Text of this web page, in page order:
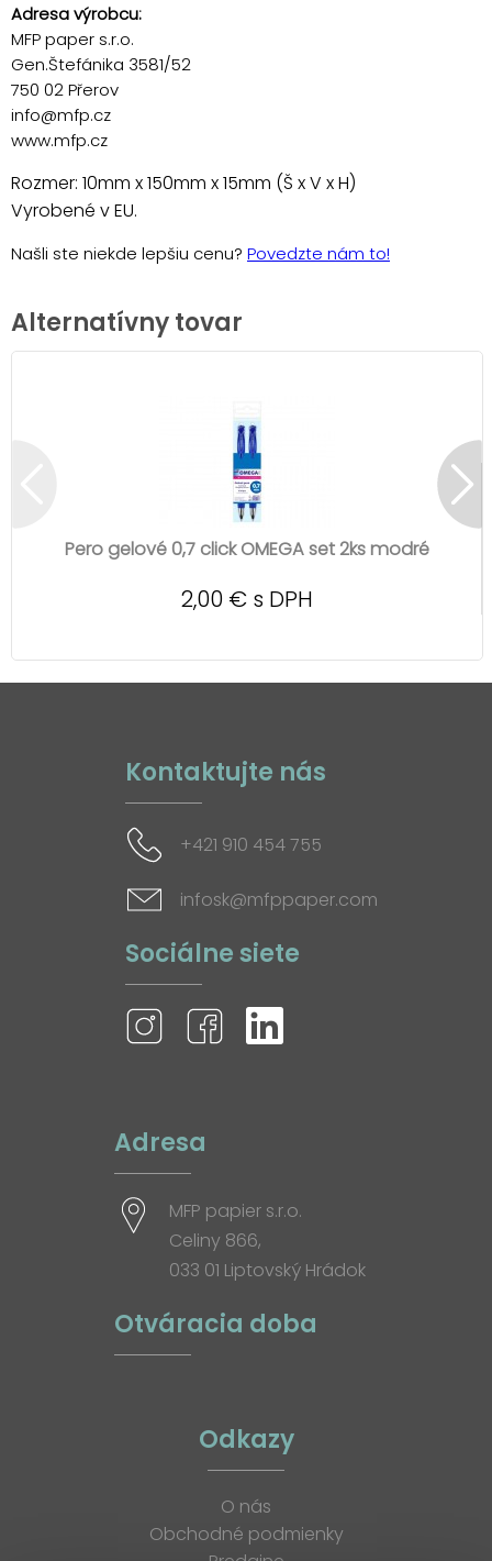
Adresa výrobcu:
MFP paper s.r.o.
Gen.Štefánika 3581/52
750 02 Přerov
info@mfp.cz
www.mfp.cz
Rozmer: 10mm x 150mm x 15mm (Š x V x H)
Vyrobené v EU.
Našli ste niekde lepšiu cenu? Povedzte nám to!
Alternatívny tovar
Pero gelové 0,7 click OMEGA set 2ks modré
2,00 € s DPH
Kontaktujte nás
+421 910 454 755
infosk@mfppaper.com
Sociálne siete
Adresa
MFP papier s.r.o.
Celiny 866,
033 01 Liptovský Hrádok
Otváracia doba
Odkazy
O nás
Obchodné podmienky